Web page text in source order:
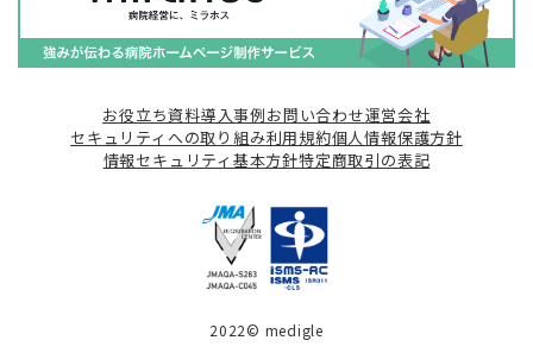
2022© medigle
お役立ち資料導入事例お問い合わせ運営会社
セキュリティへの取り組み利用規約個人情報保護方針
情報セキュリティ基本方針特定商取引の表記